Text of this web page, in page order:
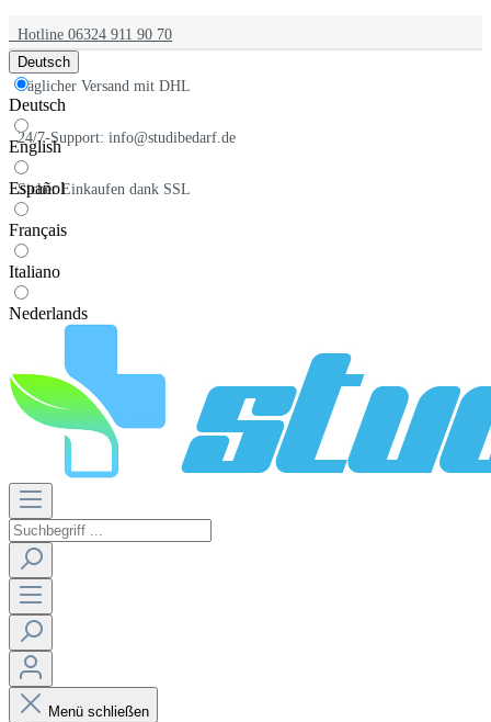
Hotline 06324 911 90 70
Täglicher Versand mit DHL
24/7-Support: info@studibedarf.de
Sicher Einkaufen dank SSL
Deutsch
Deutsch
English
Español
Français
Italiano
Nederlands
Menü schließen